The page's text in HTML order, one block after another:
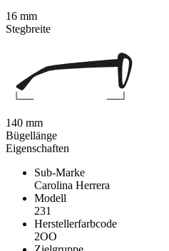
Eigenschaften
Sub-Marke
Carolina Herrera
Modell
231
Herstellerfarbcode
2OO
16 mm
Stegbreite
140 mm
Bügellänge